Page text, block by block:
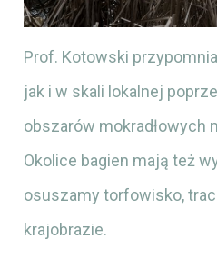
Prof. Kotowski
jak i w skali lokalnej
obszarów mokradłowych
Okolice bagien mają też
osuszamy torfowisko,
krajobrazie.